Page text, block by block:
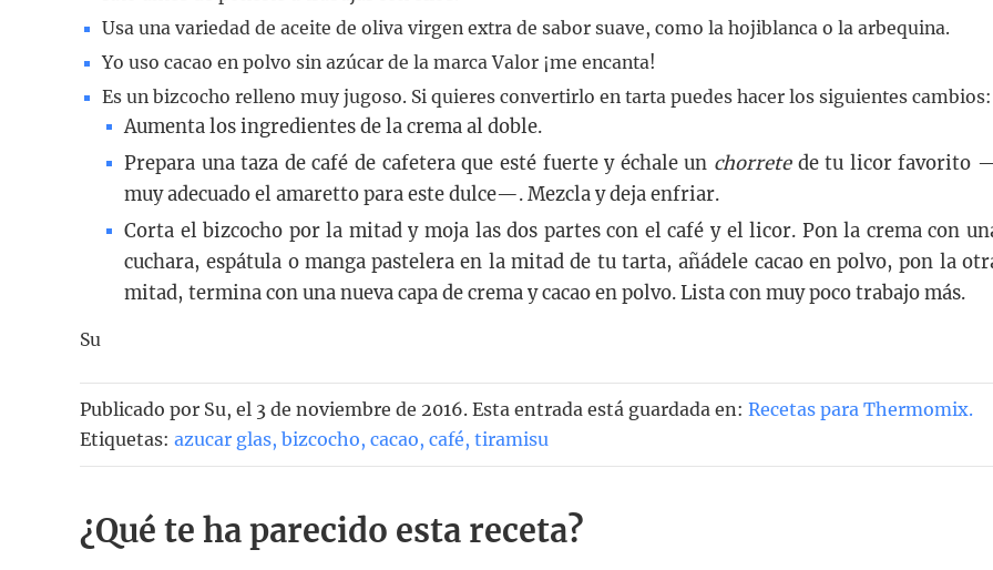
Usa una variedad de aceite de oliva virgen extra de sabor suave, como la hojiblanca o la arbequina.
Yo uso cacao en polvo sin azúcar de la marca Valor ¡me encanta!
Es un bizcocho relleno muy jugoso. Si quieres convertirlo en tarta puedes hacer los siguientes cambios:
Aumenta los ingredientes de la crema al doble.
Prepara una taza de café de cafetera que esté fuerte y échale un chorretede tu licor favorito
muy adecuado el amaretto para este dulce—. Mezcla y deja enfriar.
Corta el bizcocho por la mitad y moja las dos partes con el café y el licor. Pon la crema con
cuchara, espátula o manga pastelera en la mitad de tu tarta, añádele cacao en polvo, pon la
mitad, termina con una nueva capa de crema y cacao en polvo. Lista con muy poco trabajo más.
Su
Publicado por Su, el 3 de noviembre de 2016. Esta entrada está guardada en: Recetas para Thermomix.
Etiquetas: azucar glas, bizcocho, cacao, café, tiramisu
¿Qué te ha parecido esta receta?